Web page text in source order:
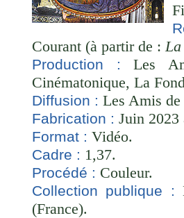
Courant (à partir de :
Production :
Les
Cinématonique, La
Diffusion : Les Amis
Fabrication : Juin
Format : Vidéo.
Cadre : 1,37.
Procédé : Couleur.
Collection publique :
(France).